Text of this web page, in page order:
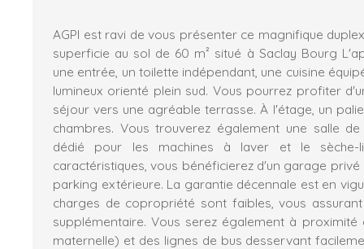
AGPI est ravi de vous présenter ce magnifique
superficie au sol de 60 m² situé à Saclay Bourg
une entrée, un toilette indépendant, une cuisine
lumineux orienté plein sud. Vous pourrez profiter
séjour vers une agréable terrasse. À l'étage, un
chambres. Vous trouverez également une salle
dédié pour les machines à laver et le sèche-
caractéristiques, vous bénéficierez d'un garage privé
parking extérieure. La garantie décennale est en
charges de copropriété sont faibles, vous
supplémentaire. Vous serez également à
maternelle) et des lignes de bus desservant